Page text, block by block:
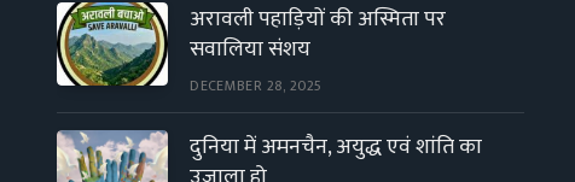
अरावली पहाड़ियों की अस्मिता पर
सवालिया संशय
DECEMBER 28, 2025
दुनिया में अमनचैन, अयुद्ध एवं शांति का